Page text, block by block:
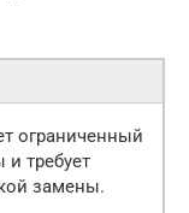
ограниченный
и требует
замены.